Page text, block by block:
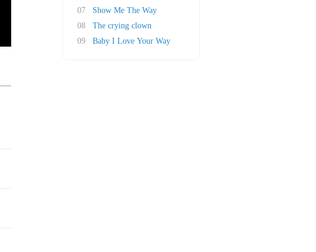
07
Show Me The Way
08
The crying clown
09
Baby I Love Your Way